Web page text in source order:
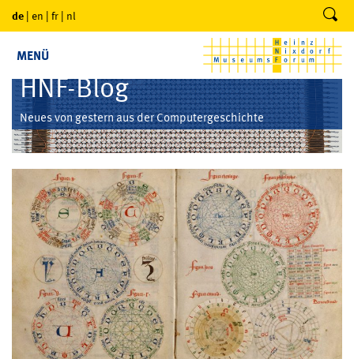
de | en | fr | nl
MENÜ
HNF-Blog
Neues von gestern aus der Computergeschichte